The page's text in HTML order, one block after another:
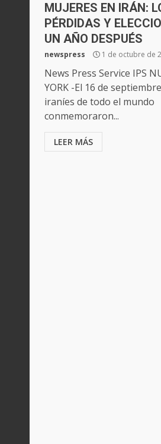
MUJERES EN IRÁN:
PÉRDIDAS Y
UN AÑO DESPUÉS
newspress 1 de octubre de
News Press Service IPS
YORK -El 16 de
iraníes de todo el mundo
conmemoraron...
LEER MÁS